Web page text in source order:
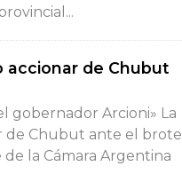
accionar de Chubut
gobernador Arcioni» La
de Chubut ante el brote
la Cámara Argentina